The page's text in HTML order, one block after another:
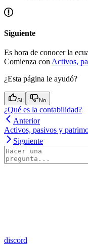
Siguiente
Es hora de conocer la
Comienza con Activos,
¿Esta página le ayudó?
Si No
¿Qué es la contabilidad?
Anterior
Activos, pasivos y
Siguiente
discord